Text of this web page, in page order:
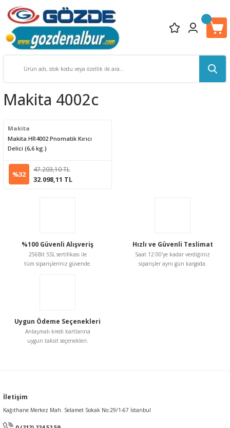
Makita 4002c
Makita
Makita HR4002 Pnomatik Kırıcı
Delici (6,6 kg.)
%32
47.203,10 TL
32.098,11 TL
%100 Güvenli Alışveriş
256Bit SSL sertifikası ile
tüm siparişleriniz güvende.
Hızlı ve Güvenli Teslimat
Saat 12:00'ye kadar verdiğiniz
siparişler aynı gün kargoda.
Uygun Ödeme Seçenekleri
Anlaşmalı kredi kartlarına
uygun taksit seçenekleri.
İletişim
Kağıthane Merkez Mah. Selamet Sokak No:29/1-67 İstanbul